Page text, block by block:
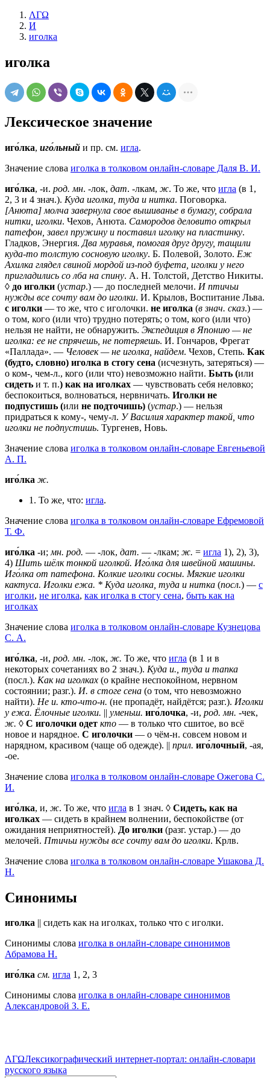
ΛΓΩ
И
иголка
иголка
Лексическое значение
иго́лка, иго́льный и пр. см. игла.
Значение слова иголка в толковом онлайн-словаре Даля В. И.
иго́лка, -и. род. мн. -лок, дат. -лкам, ж. То же, что игла (в 1,
2, 3 и 4 знач.). Куда иголка, туда и нитка. Поговорка.
[Анюта] молча завернула свое вышиванье в бумагу, собрала
нитки, иголки. Чехов, Анюта. Самородов деловито открыл
патефон, завел пружину и поставил иголку на пластинку.
Гладков, Энергия. Два муравья, помогая друг другу, тащили
куда-то толстую сосновую иголку. Б. Полевой, Золото. Еж
Ахилка глядел свиной мордой из-под буфета, иголки у него
пригладились со лба на спину. А. Н. Толстой, Детство Никиты.
◊ до иголки (устар.) — до последней мелочи. И птичьи
нужды все сочту вам до иголки. И. Крылов, Воспитание Льва.
с иголки — то же, что с иголочки. не иголка (в знач. сказ.) —
о том, кого (или что) трудно потерять; о том, кого (или что)
нельзя не найти, не обнаружить. Экспедиция в Японию — не
иголка: ее не спрячешь, не потеряешь. И. Гончаров, Фрегат
«Паллада». — Человек — не иголка, найдем. Чехов, Степь. Как
(будто, словно) иголка в стогу сена (исчезнуть, затеряться) —
о ком-, чем-л., кого (или что) невозможно найти. Быть (или
сидеть и т. п.) как на иголках — чувствовать себя неловко;
беспокоиться, волноваться, нервничать. Иголки не
подпустишь (или не подточишь) (устар.) — нельзя
придраться к кому-, чему-л. У Василия характер такой, что
иголки не подпустишь. Тургенев, Новь.
Значение слова иголка в толковом онлайн-словаре Евгеньевой
А. П.
иго́лка ж.
1. То же, что: игла.
Значение слова иголка в толковом онлайн-словаре Ефремовой
Т. Ф.
иго́лка -и; мн. род. — -лок, дат. — -лкам; ж. = игла 1), 2), 3),
4) Шить шёлк тонкой иголкой. Иго́лка для швейной машины.
Иго́лка от патефона. Колкие иголки сосны. Мягкие иголки
кактуса. Иголки ежа. * Куда иголка, туда и нитка (посл.) — с
иголки, не иголка, как иголка в стогу сена, быть как на
иголках
Значение слова иголка в толковом онлайн-словаре Кузнецова
С. А.
иго́лка, -и, род. мн. -лок, ж. То же, что игла (в 1 и в
некоторых сочетаниях во 2 знач.). Куда и., туда и тапка
(посл.). Как на иголках (о крайне неспокойном, нервном
состоянии; разг.). И. в стоге сена (о том, что невозможно
найти). Не и. кто-что-н. (не пропадёт, найдётся; разг.). Иголки
у ежа. Ёлочные иголки. || уменьш. иго́лочка, -и, род. мн. -чек,
ж. ◊ С иголочки одет кто — в только что сшитое, во всё
новое и нарядное. С иголочки — о чём-н. совсем новом и
нарядном, красивом (чаще об одежде). || прил. иго́лочный, -ая,
-ое.
Значение слова иголка в толковом онлайн-словаре Ожегова C.
И.
иго́лка, и, ж. То же, что игла в 1 знач. ◊ Сидеть, как на
иголках — сидеть в крайнем волнении, беспокойстве (от
ожидания неприятностей). До иголки (разг. устар.) — до
мелочей. Птичьи нужды все сочту вам до иголки. Крлв.
Значение слова иголка в толковом онлайн-словаре Ушакова Д.
Н.
Синонимы
иголка || сидеть как на иголках, только что с иголки.
Синонимы слова иголка в онлайн-словаре синонимов
Абрамова Н.
иго́лка см. игла 1, 2, 3
Синонимы слова иголка в онлайн-словаре синонимов
Александровой З. Е.
ΛΓΩЛексикографический интернет-портал: онлайн-словари
русского языка